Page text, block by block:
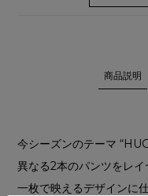
商品説明
今シーズンのテーマ
異なる2本のパンツをレイ
一枚で映えるデザインに